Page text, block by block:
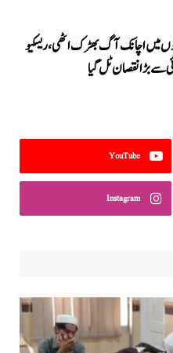
میں اچانک آگ بھڑک اٹھی، ریسکیو
سے بڑا نقصان ٹل گیا
YouTube
Instagram